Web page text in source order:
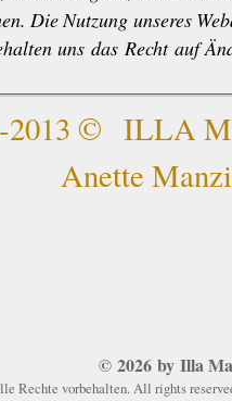
Die Nutzung unseres
uns das Recht auf
2013 © ILLA
Anette
© 2026 by Illa
Rechte vorbehalten. All rights